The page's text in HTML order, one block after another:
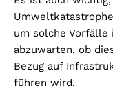
um solche
abzuwarten, ob
Bezug auf
führen wird.